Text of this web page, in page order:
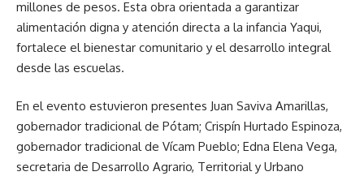
millones de pesos. Esta obra orientada a garantizar
alimentación digna y atención directa a la infancia Yaqui,
fortalece el bienestar comunitario y el desarrollo integral
desde las escuelas.
En el evento estuvieron presentes Juan Saviva Amarillas,
gobernador tradicional de Pótam; Crispín Hurtado Espinoza,
gobernador tradicional de Vícam Pueblo; Edna Elena Vega,
secretaria de Desarrollo Agrario, Territorial y Urbano